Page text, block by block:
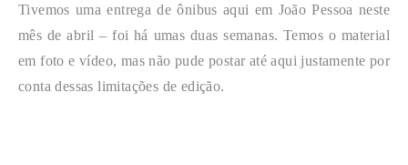
Tivemos uma entrega de ônibus aqui em João Pessoa neste
mês de abril – foi há umas duas semanas. Temos o material
em foto e vídeo, mas não pude postar até aqui justamente por
conta dessas limitações de edição.